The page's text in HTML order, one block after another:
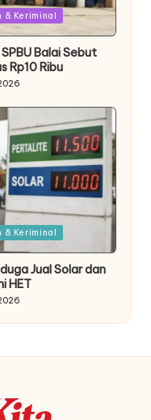
& Keriminal
Balai Sebut
Rp10 Ribu
& Keriminal
Jual Solar dan
HET